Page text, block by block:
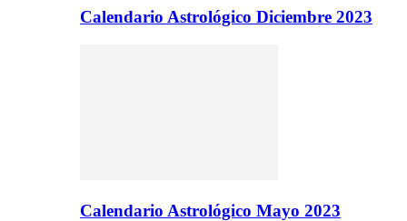
Calendario Astrológico Diciembre 2023
Calendario Astrológico Mayo 2023